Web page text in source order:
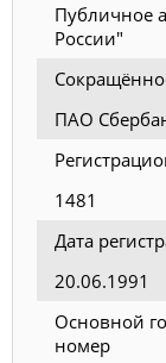
Публичное
России"
ПАО
1481
Дата
20.06.1991
Основной
номер